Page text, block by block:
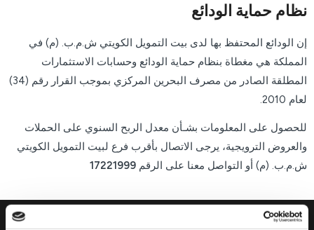
نظام حماية الودائع
إن الودائع المحتفظ بها لدى بيت التمويل الكويتي ش.م.ب. (م) في
المملكة هي مغطاة بنظام حماية الودائع وحسابات الاستثمارات
المطلقة الصادر من مصرف البحرين المركزي بموجب القرار رقم (34)
لعام 2010.
للحصول على المعلومات بشـأن معدل الربح السنوي على الحملات
والعروض الترويجية، يرجى الاتصال بأقرب فرع لبيت التمويل الكويتي
ش.م.ب. (م) أو التواصل معنا على الرقم 17221999